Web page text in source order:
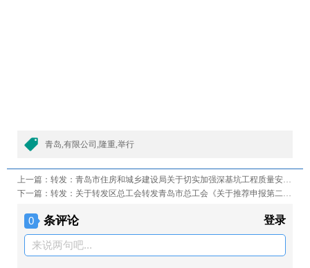
青岛,有限公司,隆重,举行
上一篇： 转发：青岛市住房和城乡建设局关于切实加强深基坑工程质量安全管理的通知
下一篇： 转发：关于转发区总工会转发青岛市总工会《关于推荐申报第二届“齐鲁工匠”的通知》的通知
0 条评论 登录
来说两句吧...